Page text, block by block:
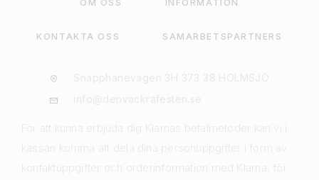
OM OSS INFORMATION
KONTAKTA OSS SAMARBETSPARTNERS
För att kunna erbjuda dig Klarnas betalmetoder kan vi i
kassan komma att dela dina personuppgifter i form av
kontaktuppgifter och orderinformation med Klarna, för